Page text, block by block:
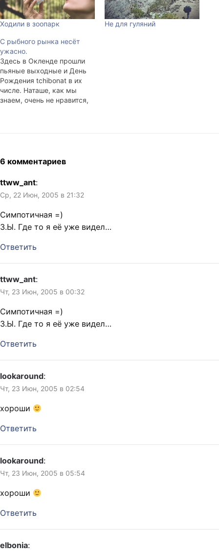
Ходили в зоопарк Не для гуляний
С рыбного рынка несёт
ужасно.
Здесь в Окленде прошли
пьяные выходные и День
Рождения tchibonat в их
числе. Наташе, как мы
знаем, очень не нравится,
speak Chinese?" —
обижается. Здесь можно
посмотреть и подумать,
дейтсвительно ли…
6 комментариев
ttww_ant:
Ср, 22 Июн, 2005 в 21:32
Симпотичная =)
З.Ы. Где то я её уже видел…
Ответить
ttww_ant:
Чт, 23 Июн, 2005 в 00:32
Симпотичная =)
З.Ы. Где то я её уже видел…
Ответить
lookaround:
Чт, 23 Июн, 2005 в 02:54
хороши
Ответить
lookaround:
Чт, 23 Июн, 2005 в 05:54
хороши
Ответить
elbonia: